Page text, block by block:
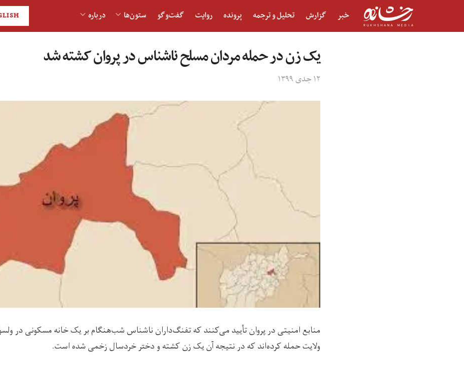
خبر گزارش تحلیل و ترجمه پرونده روایت گفت‌و‎گو ستون‌ها درباره
یک زن در حمله مردان مسلح ناشناس در پروان کشته شد
۱۲ جدی ۱۳۹۹
منابع امنیتی در پروان تأیید می‌کنند که تفنگ‌داران ناشناس شب‌هنگام بر یک خانه مسکونی در
ولایت حمله کرده‌اند که در نتیجه آن یک زن کشته و دختر خردسال زخمی شده‌ است.